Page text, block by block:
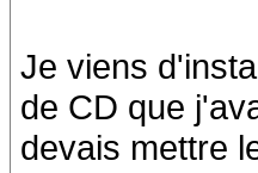
Je viens
de CD que
devais mettre